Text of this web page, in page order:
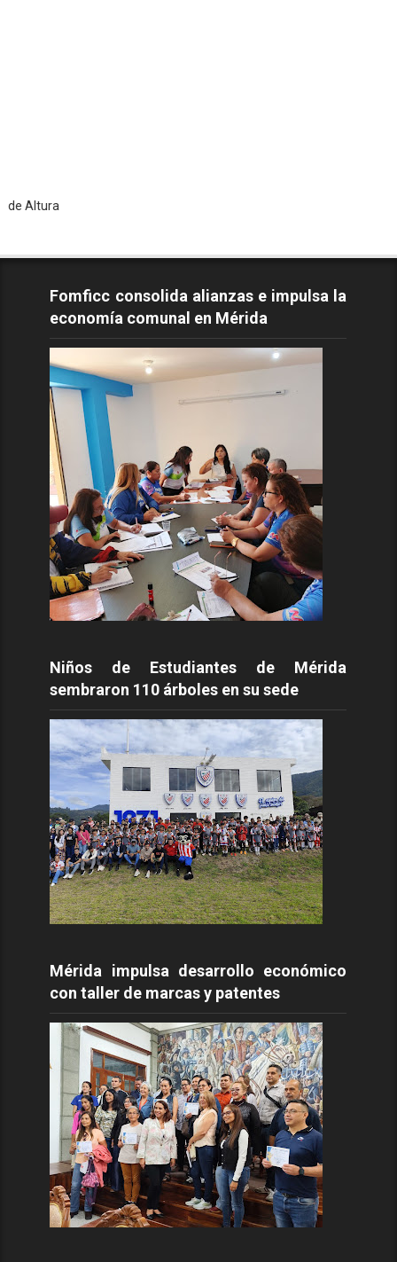
Fomficc consolida alianzas e impulsa la
economía comunal en Mérida
Niños de Estudiantes de Mérida
sembraron 110 árboles en su sede
Mérida impulsa desarrollo económico
con taller de marcas y patentes